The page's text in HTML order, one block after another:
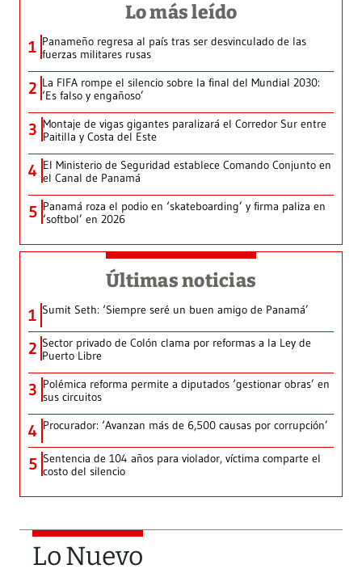
Lo más leído
1 Panameño regresa al país tras ser desvinculado de las
fuerzas militares rusas
2 La FIFA rompe el silencio sobre la final del Mundial 2030:
‘Es falso y engañoso’
3 Montaje de vigas gigantes paralizará el Corredor Sur entre
Paitilla y Costa del Este
4 El Ministerio de Seguridad establece Comando Conjunto en
el Canal de Panamá
5 Panamá roza el podio en ‘skateboarding’ y firma paliza en
‘softbol’ en 2026
Últimas noticias
1 Sumit Seth: ‘Siempre seré un buen amigo de Panamá’
2 Sector privado de Colón clama por reformas a la Ley de
Puerto Libre
3 Polémica reforma permite a diputados ‘gestionar obras’ en
sus circuitos
4 Procurador: ‘Avanzan más de 6,500 causas por corrupción’
5 Sentencia de 104 años para violador, víctima comparte el
costo del silencio
Lo Nuevo